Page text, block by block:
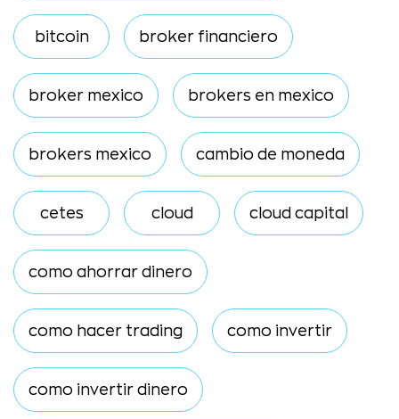
bitcoin broker financiero
broker mexico brokers en mexico
brokers mexico cambio de moneda
cetes cloud cloud capital
como ahorrar dinero
como hacer trading como invertir
como invertir dinero